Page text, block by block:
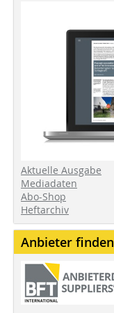
Aktuelle Ausgabe
Mediadaten
Abo-Shop
Heftarchiv
Anbieter finden